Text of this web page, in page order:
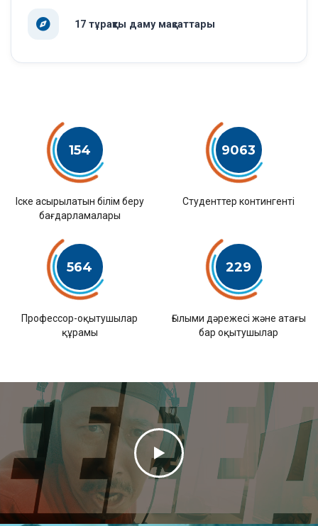
17 тұрақты даму мақсаттары
154
Іске асырылатын білім беру
бағдарламалары
9063
Студенттер контингенті
564
Профессор-оқытушылар
құрамы
229
Ғылыми дәрежесі және атағы
бар оқытушылар